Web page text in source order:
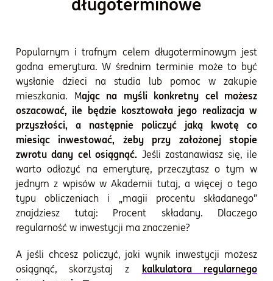
Popularnym i trafnym celem długoterminowym jest
godna emerytura. W średnim terminie może to być
wysłanie dzieci na studia lub pomoc w zakupie
mieszkania. Mając na myśli konkretny cel możesz
oszacować, ile będzie kosztowała jego realizacja w
przyszłości, a następnie policzyć jaką kwotę co
miesiąc inwestować, żeby przy założonej stopie
zwrotu dany cel osiągnąć. Jeśli zastanawiasz się, ile
warto odłożyć na emeryturę, przeczytasz o tym w
jednym z wpisów w Akademii tutaj, a więcej o tego
typu obliczeniach i „magii procentu składanego”
znajdziesz tutaj: Procent składany. Dlaczego
regularność w inwestycji ma znaczenie?
A jeśli chcesz policzyć, jaki wynik inwestycji możesz
osiągnąć, skorzystaj z
kalkulatora regularnego